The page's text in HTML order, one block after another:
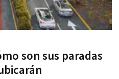
son sus paradas